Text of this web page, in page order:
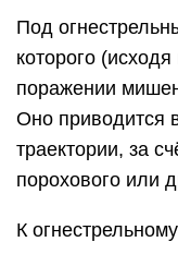
Под
которого (исходя
поражении
Оно приводится
траектории, за
порохового или
К